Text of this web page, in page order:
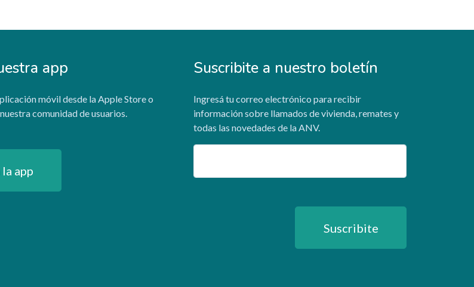
app
móvil desde la Apple Store o
comunidad de usuarios.
app
Suscribite a nuestro boletín
Ingresá tu correo electrónico para recibir
información sobre llamados de vivienda, remates y
todas las novedades de la ANV.
Email
Suscribite